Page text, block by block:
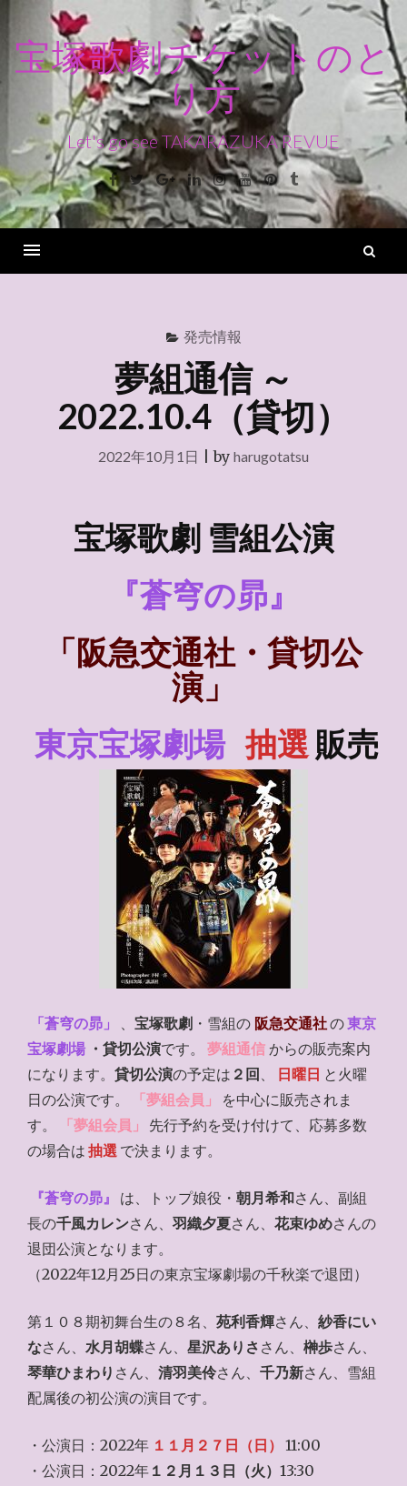
ン
ス
キ
ッ
宝塚歌劇チケットのと
り方
Let's go see TAKARAZUKA REVUE
Facebook
TwitterGoogle+LinkedinInstagram
YoutubePinterest
Tumblr
発売情報
夢組通信 ～
2022.10.4（貸切）
2022年10月1日 |by harugotatsu
宝塚歌劇 雪組公演
『蒼穹の昴』
「阪急交通社・貸切公
演」
東京宝塚劇場 抽選 販売
「蒼穹の昴」 、宝塚歌劇 ・雪組の 阪急交通社の東京
宝塚劇場 ・貸切公演です。 夢組通信 からの販売案内
になります。 貸切公演の予定は ２回 、 日曜日 と火曜
日の公演です。
「夢組会員」
を中心に販売されま
す。
「夢組会員」
先行予約を受け付けて、応募多数
の場合は 抽選 で決まります。
『蒼穹の昴』 は、トップ娘役・朝月希和さん、副組
長の千風カレンさん、 羽織夕夏さん、 花束ゆめさんの
退団公演となります。
（2022年12月25日の東京宝塚劇場の千秋楽で退団）
第１０８期初舞台生の８名、 苑利香輝さん、 紗香にい
なさん、 水月胡蝶さん、 星沢ありさ さん、 榊歩さん、
琴華ひまわり さん、 清羽美伶さん、 千乃新さん、雪組
配属後の初公演の演目です。
・公演日：2022年 １１月２７日（日）
11:00
・公演日：2022年 １２月１３日（火） 13:30